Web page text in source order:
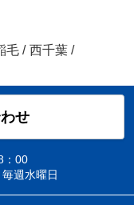
毛 / 西千葉 /
せ
：00
週水曜日